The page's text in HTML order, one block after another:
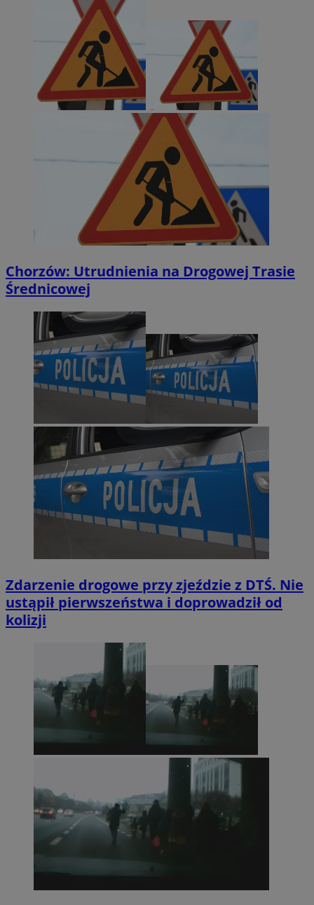
Chorzów: Utrudnienia na Drogowej Trasie
Średnicowej
Zdarzenie drogowe przy zjeździe z DTŚ. Nie
ustąpił pierwszeństwa i doprowadził od
kolizji